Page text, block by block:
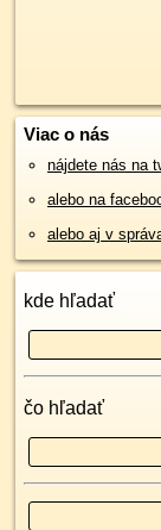
Viac o nás
nájdete nás na
alebo na
alebo aj v
kde hľadať
čo hľadať